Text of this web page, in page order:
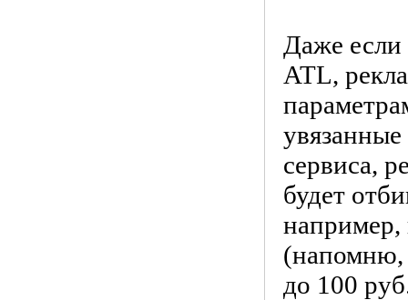
Даже если
ATL,
сервиса,
будет
например,
(напомню,
до 100